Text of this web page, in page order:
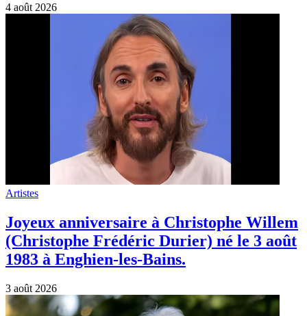
4 août 2026
Artistes
Joyeux anniversaire à Christophe Willem
(Christophe Frédéric Durier) né le 3 août
1983 à Enghien-les-Bains.
3 août 2026